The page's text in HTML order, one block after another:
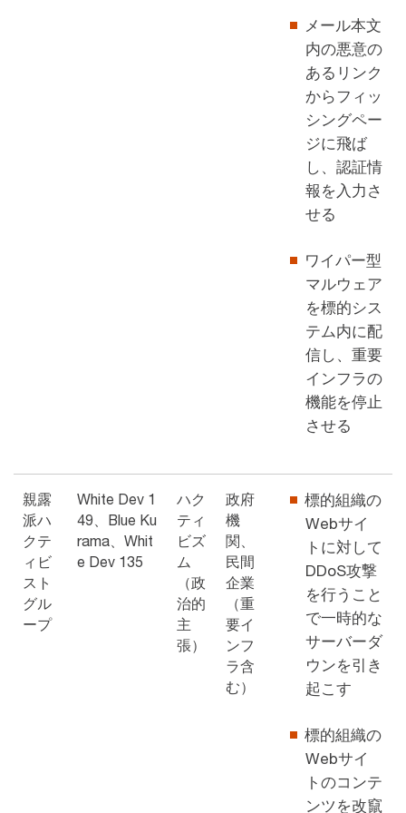
メール本文
内の悪意の
あるリンク
からフィッ
シングペー
ジに飛ば
し、認証情
報を入力さ
せる
ワイパー型
マルウェア
を標的シス
テム内に配
信し、重要
インフラの
機能を停止
させる
親露
派ハ
クテ
ィビ
スト
グル
ープ
White Dev 1
49、Blue Ku
rama、Whit
e Dev 135
ハク
ティ
ビズ
ム
（政
治的
主
張）
政府
機
関、
民間
企業
（重
要イ
ンフ
ラ含
む）
標的組織の
Webサイ
トに対して
DDoS攻撃
を行うこと
で一時的な
サーバーダ
ウンを引き
起こす
標的組織の
Webサイ
トのコンテ
ンツを改竄